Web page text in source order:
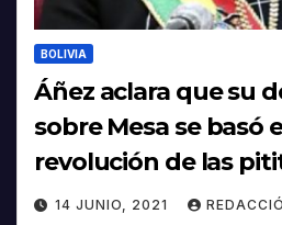
BOLIVIA
Áñez aclara que su
sobre Mesa se basó
revolución de las
14 JUNIO, 2021